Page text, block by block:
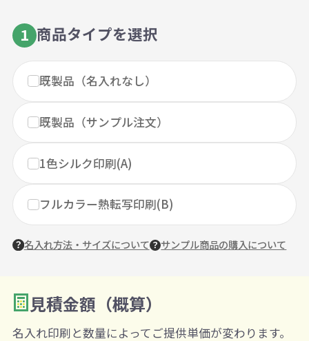
1 商品タイプを選択
既製品（名入れなし）
既製品（サンプル注文）
1色シルク印刷(A)
フルカラー熱転写印刷(B)
名入れ方法・サイズについて サンプル商品の購入について
2 数量を入力
見積金額（概算）
名入れ印刷と数量によってご提供単価が変わります。